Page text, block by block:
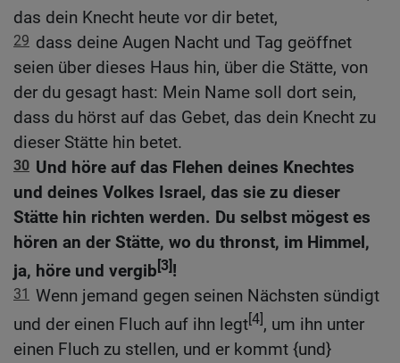
das dein Knecht heute vor dir betet,
29 dass deine Augen Nacht und Tag geöffnet
seien über dieses Haus hin, über die Stätte, von
der du gesagt hast: Mein Name soll dort sein,
dass du hörst auf das Gebet, das dein Knecht zu
dieser Stätte hin betet.
30 Und höre auf das Flehen deines Knechtes
und deines Volkes Israel, das sie zu dieser
Stätte hin richten werden. Du selbst mögest es
hören an der Stätte, wo du thronst, im Himmel,
ja, höre und vergib [3]!
31 Wenn jemand gegen seinen Nächsten sündigt
und der einen Fluch auf ihn legt[4], um ihn unter
einen Fluch zu stellen, und er kommt {und}